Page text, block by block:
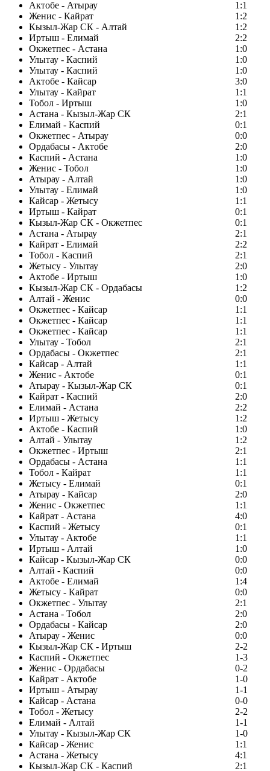
Актобе - Атырау
1:1
Женис - Кайрат
1:2
Кызыл-Жар СК - Алтай
1:2
Иртыш - Елимай
2:2
Окжетпес - Астана
1:0
Улытау - Каспий
1:0
Улытау - Каспий
1:0
Актобе - Кайсар
3:0
Улытау - Кайрат
1:1
Тобол - Иртыш
1:0
Астана - Кызыл-Жар СК
2:1
Елимай - Каспий
0:1
Окжетпес - Атырау
0:0
Ордабасы - Актобе
2:0
Каспий - Астана
1:0
Женис - Тобол
1:0
Атырау - Алтай
1:0
Улытау - Елимай
1:0
Кайсар - Жетысу
1:1
Иртыш - Кайрат
0:1
Кызыл-Жар СК - Окжетпес
0:1
Астана - Атырау
2:1
Кайрат - Елимай
2:2
Тобол - Каспий
2:1
Жетысу - Улытау
2:0
Актобе - Иртыш
1:0
Кызыл-Жар СК - Ордабасы
1:2
Алтай - Женис
0:0
Окжетпес - Кайсар
1:1
Окжетпес - Кайсар
1:1
Окжетпес - Кайсар
1:1
Улытау - Тобол
2:1
Ордабасы - Окжетпес
2:1
Кайсар - Алтай
1:1
Женис - Актобе
0:1
Атырау - Кызыл-Жар СК
0:1
Кайрат - Каспий
2:0
Елимай - Астана
2:2
Иртыш - Жетысу
1:2
Актобе - Каспий
1:0
Алтай - Улытау
1:2
Окжетпес - Иртыш
2:1
Ордабасы - Астана
1:1
Тобол - Кайрат
1:1
Жетысу - Елимай
0:1
Атырау - Кайсар
2:0
Женис - Окжетпес
1:1
Кайрат - Астана
4:0
Каспий - Жетысу
0:1
Улытау - Актобе
1:1
Иртыш - Алтай
1:0
Кайсар - Кызыл-Жар СК
0:0
Алтай - Каспий
0:0
Актобе - Елимай
1:4
Жетысу - Кайрат
0:0
Окжетпес - Улытау
2:1
Астана - Тобол
2:0
Ордабасы - Кайсар
2:0
Атырау - Женис
0:0
Кызыл-Жар СК - Иртыш
2-2
Каспий - Окжетпес
1-3
Женис - Ордабасы
0-2
Кайрат - Актобе
1-0
Иртыш - Атырау
1-1
Кайсар - Астана
0-0
Тобол - Жетысу
2-2
Елимай - Алтай
1-1
Улытау - Кызыл-Жар СК
1-0
Кайсар - Женис
1:1
Астана - Жетысу
4:1
Кызыл-Жар СК - Каспий
2:1